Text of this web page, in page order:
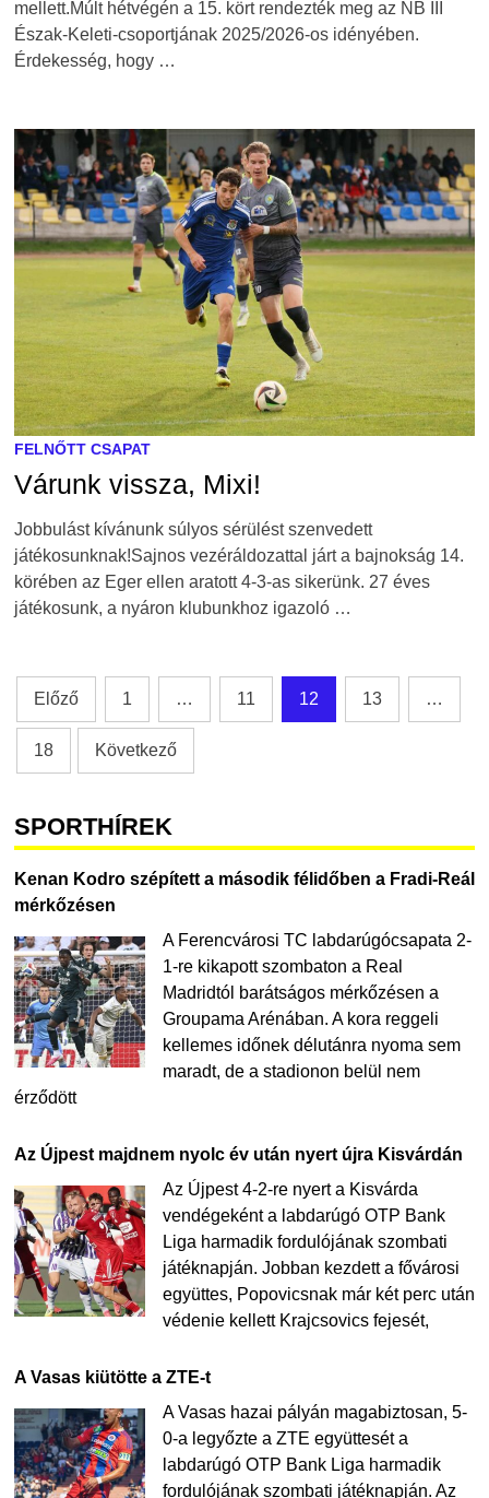
mellett.Múlt hétvégén a 15. kört rendezték meg az NB III
Észak-Keleti-csoportjának 2025/2026-os idényében.
Érdekesség, hogy …
FELNŐTT CSAPAT
Várunk vissza, Mixi!
Jobbulást kívánunk súlyos sérülést szenvedett
játékosunknak!Sajnos vezéráldozattal járt a bajnokság 14.
körében az Eger ellen aratott 4-3-as sikerünk. 27 éves
játékosunk, a nyáron klubunkhoz igazoló …
Bejegyzések
lapozása
Előző 1 … 11 12 13 …
18 Következő
SPORTHÍREK
Kenan Kodro szépített a második félidőben a Fradi-Reál
mérkőzésen
A Ferencvárosi TC labdarúgócsapata 2-
1-re kikapott szombaton a Real
Madridtól barátságos mérkőzésen a
Groupama Arénában. A kora reggeli
kellemes időnek délutánra nyoma sem
maradt, de a stadionon belül nem
érződött
Az Újpest majdnem nyolc év után nyert újra Kisvárdán
Az Újpest 4-2-re nyert a Kisvárda
vendégeként a labdarúgó OTP Bank
Liga harmadik fordulójának szombati
játéknapján. Jobban kezdett a fővárosi
együttes, Popovicsnak már két perc után
védenie kellett Krajcsovics fejesét,
A Vasas kiütötte a ZTE-t
A Vasas hazai pályán magabiztosan, 5-
0-a legyőzte a ZTE együttesét a
labdarúgó OTP Bank Liga harmadik
fordulójának szombati játéknapján. Az